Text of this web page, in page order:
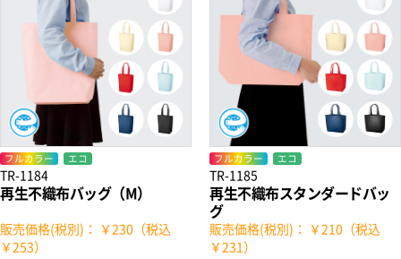
フルカラー エコ
TR-1184
再生不織布バッグ（M）
販売価格(税別)： ￥230（税込
￥253）
フルカラー エコ
TR-1185
再生不織布スタンダードバッ
グ
販売価格(税別)： ￥210（税込
￥231）